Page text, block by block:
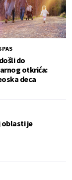
do
otkrića:
deca
oblasti je